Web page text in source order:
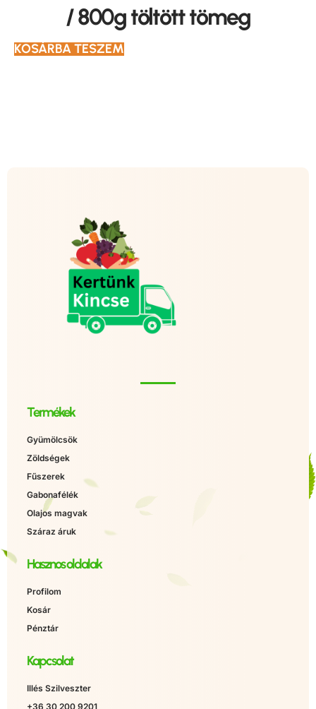
/ 800g töltött tömeg
KOSÁRBA TESZEM
Termékek
Gyümölcsök
Zöldségek
Fűszerek
Gabonafélék
Olajos magvak
Száraz áruk
Hasznos oldalak
Profilom
Kosár
Pénztár
Kapcsolat
Illés Szilveszter
+36 30 200 9201